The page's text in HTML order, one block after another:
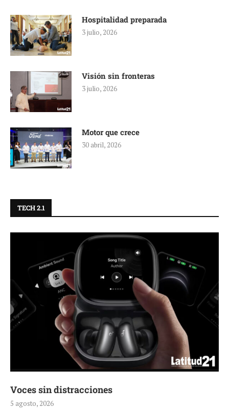
Hospitalidad preparada
3 julio, 2026
Visión sin fronteras
3 julio, 2026
Motor que crece
30 abril, 2026
TECH 2.1
Voces sin distracciones
5 agosto, 2026